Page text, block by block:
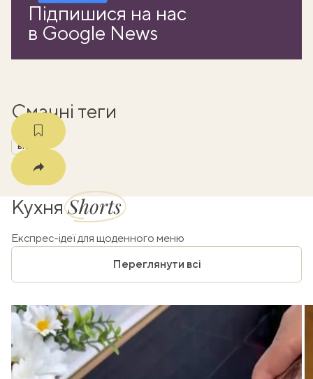
Підпишися на нас
в Google News
Смачні теги
віскі
КухняShorts
Експрес-ідеї для щоденного меню
Переглянути всі